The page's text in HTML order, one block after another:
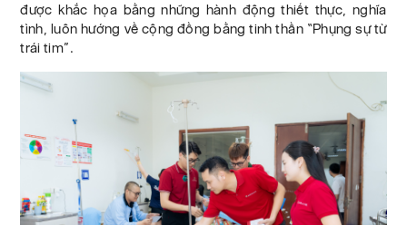
được khắc họa bằng những hành động thiết thực, nghĩa
tình, luôn hướng về cộng đồng bằng tinh thần “Phụng sự từ
trái tim”.